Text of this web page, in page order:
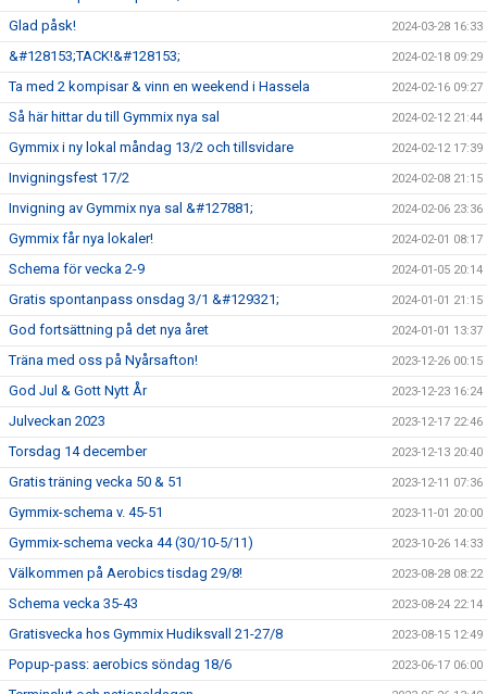
Glad påsk! 2024-03-28 16:33
&#128153;TACK!&#128153; 2024-02-18 09:29
Ta med 2 kompisar & vinn en weekend i Hassela 2024-02-16 09:27
Så här hittar du till Gymmix nya sal 2024-02-12 21:44
Gymmix i ny lokal måndag 13/2 och tillsvidare 2024-02-12 17:39
Invigningsfest 17/2 2024-02-08 21:15
Invigning av Gymmix nya sal &#127881; 2024-02-06 23:36
Gymmix får nya lokaler! 2024-02-01 08:17
Schema för vecka 2-9 2024-01-05 20:14
Gratis spontanpass onsdag 3/1 &#129321; 2024-01-01 21:15
God fortsättning på det nya året 2024-01-01 13:37
Träna med oss på Nyårsafton! 2023-12-26 00:15
God Jul & Gott Nytt År 2023-12-23 16:24
Julveckan 2023 2023-12-17 22:46
Torsdag 14 december 2023-12-13 20:40
Gratis träning vecka 50 & 51 2023-12-11 07:36
Gymmix-schema v. 45-51 2023-11-01 20:00
Gymmix-schema vecka 44 (30/10-5/11) 2023-10-26 14:33
Välkommen på Aerobics tisdag 29/8! 2023-08-28 08:22
Schema vecka 35-43 2023-08-24 22:14
Gratisvecka hos Gymmix Hudiksvall 21-27/8 2023-08-15 12:49
Popup-pass: aerobics söndag 18/6 2023-06-17 06:00